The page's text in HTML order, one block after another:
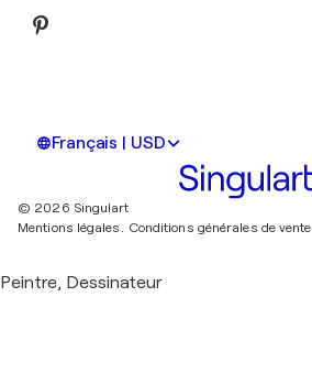
Français | USD
© 2026 Singulart
Mentions légales.
Conditions générales de vente
Peintre, Dessinateur